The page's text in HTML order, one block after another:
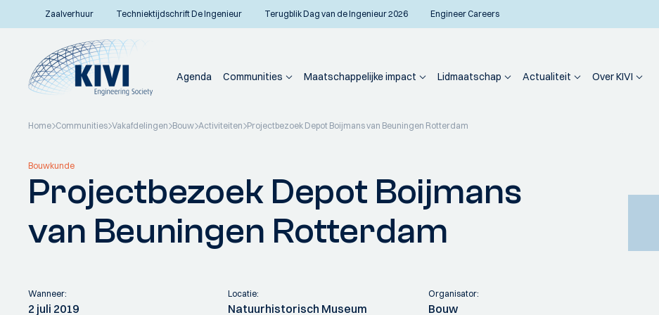
Zaalverhuur Techniektijdschrift De Ingenieur Terugblik Dag van de Ingenieur 2026 Engineer Careers
Agenda Communities Maatschappelijke impact Lidmaatschap Actualiteit Over KIVI
Home Communities Vakafdelingen Bouw Activiteiten Projectbezoek Depot Boijmans van Beuningen Rotterdam
Terug naar overzicht
Bouwkunde
Projectbezoek Depot Boijmans
van Beuningen Rotterdam
Wanneer:
2 juli 2019
Locatie:
Natuurhistorisch Museum
Organisator:
Bouw